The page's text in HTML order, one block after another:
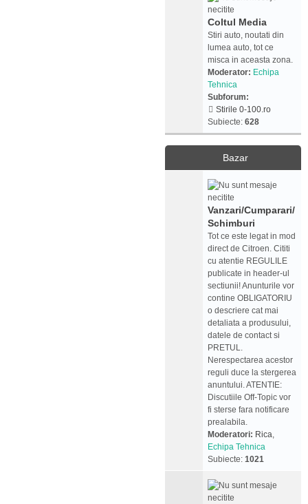
Coltul Media
Stiri auto, noutati din
lumea auto, tot ce
misca in aceasta zona.
Moderator: Echipa
Tehnica
Subforum:
Stirile 0-100.ro
Subiecte: 628
Bazar
Vanzari/Cumparari/
Schimburi
Tot ce este legat in mod
direct de Citroen. Cititi
cu atentie REGULILE
publicate in header-ul
sectiunii! Anunturile vor
contine OBLIGATORIU
o descriere cat mai
detaliata a produsului,
datele de contact si
PRETUL.
Nerespectarea acestor
reguli duce la stergerea
anuntului. ATENTIE:
Discutiile Off-Topic vor
fi sterse fara notificare
prealabila.
Moderatori: Rica,
Echipa Tehnica
Subiecte: 1021